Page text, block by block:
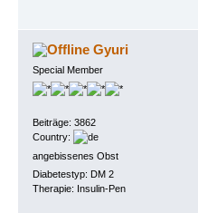
Gyuri
Special Member
Beiträge: 3862
Country:
angebissenes Obst
Diabetestyp: DM 2
Therapie: Insulin-Pen